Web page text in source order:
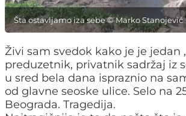
Šta ostavljamo iza sebe © Marko Stanojević
Živi sam svedok kako je je jedan
preduzetnik, privatnik sadržaj iz
u sred bela dana ispraznio na
od glavne seoske ulice. Selo na
Beograda. Tragedija.